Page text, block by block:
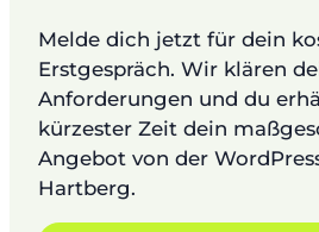
Melde dich jetzt für dein
Erstgespräch. Wir klären
Anforderungen und du
kürzester Zeit dein
Angebot von der
Hartberg.